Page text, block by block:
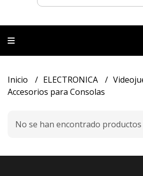
Inicio ELECTRONICA
Accesorios para Consolas
No se han encontrado productos